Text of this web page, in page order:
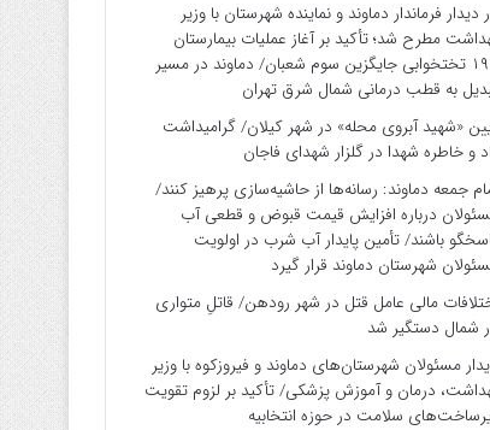
دیدار فرماندار دماوند و نماینده شهرستان با وزیر
مطرح شد؛ تأکید بر آغاز عملیات بیمارستان
۱۹۰ تختخوابی جایگزین سوم شعبان/ دماوند در مسیر
به قطب درمانی شمال شرق تهران
«شهید آبروی محله» در شهر کیلان/ گرامیداشت
و خاطره شهدا در گلزار شهدای فاجان
جمعه دماوند: رسانه‌ها از حاشیه‌سازی پرهیز کنند/
درباره افزایش قیمت قبوض و قطعی آب
باشند/ تأمین پایدار آب شرب در اولویت
شهرستان دماوند قرار گیرد
مالی عامل قتل در شهر رودهن/ قاتلِ متواری
شمال دستگیر شد
مسئولان شهرستان‌های دماوند و فیروزکوه با وزیر
درمان و آموزش پزشکی/ تأکید بر لزوم تقویت
سلامت در حوزه انتخابیه